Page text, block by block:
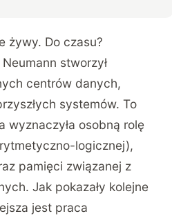
żywy. Do czasu?
stworzył
centrów danych,
systemów. To
wyznaczyła osobną rolę
logicznej),
pamięci związanej z
Jak pokazały kolejne
jest praca